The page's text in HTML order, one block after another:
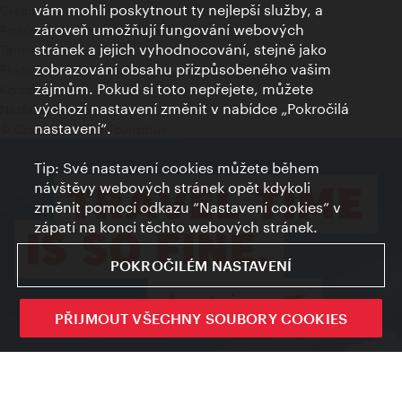
Credits
Prohlášení o ochraně osobních údajů
Terms of Use
Přístupnost
Kontakt pro tisk
Nastavení cookies
© Copyright Wien Tourismus
vám mohli poskytnout ty nejlepší služby, a
zároveň umožňují fungování webových
stránek a jejich vyhodnocování, stejně jako
zobrazování obsahu přizpůsobeného vašim
zájmům. Pokud si toto nepřejete, můžete
výchozí nastavení změnit v nabídce „Pokročilá
nastavení“.
Tip: Své nastavení cookies můžete během
návštěvy webových stránek opět kdykoli
změnit pomocí odkazu “Nastavení cookies” v
zápatí na konci těchto webových stránek.
POKROČILÉM NASTAVENÍ
PŘIJMOUT VŠECHNY SOUBORY COOKIES